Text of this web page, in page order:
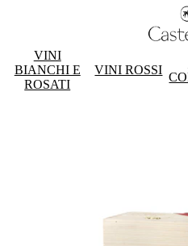
VINI
BIANCHI E
ROSATI
VINI ROSSI